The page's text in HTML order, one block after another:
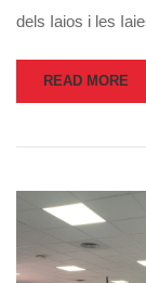
dels Iaios i les
READ MORE